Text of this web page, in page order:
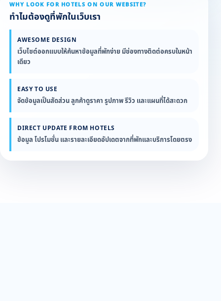
WHY LOOK FOR HOTELS ON OUR WEBSITE?
ทำไมต้องดูที่พักในเว็บเรา
AWESOME DESIGN
เว็บไซต์ออกแบบให้ค้นหาข้อมูลที่พักง่าย มีช่องทางติดต่อครบในหน้า
เดียว
EASY TO USE
จัดข้อมูลเป็นสัดส่วน ลูกค้าดูราคา รูปภาพ รีวิว และแผนที่ได้สะดวก
DIRECT UPDATE FROM HOTELS
ข้อมูล โปรโมชั่น และรายละเอียดอัปเดตจากที่พักและบริการโดยตรง